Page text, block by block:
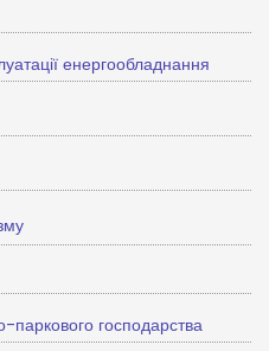
енергообладнання
паркового господарства